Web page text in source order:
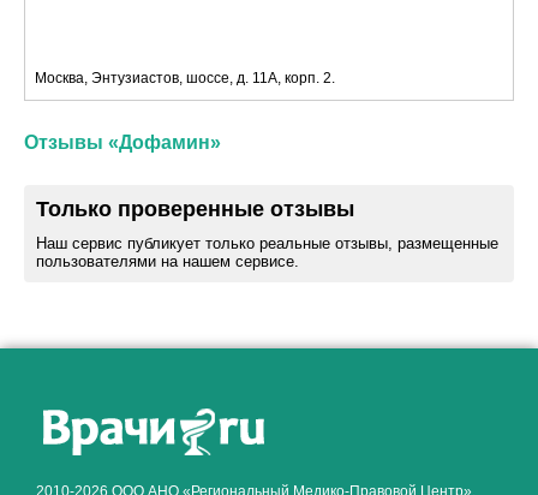
Москва, Энтузиастов, шоссе, д. 11А, корп. 2.
Отзывы «Дофамин»
Только проверенные отзывы
Наш сервис публикует только реальные отзывы, размещенные
пользователями на нашем сервисе.
2010-2026 ООО АНО «Региональный Медико-Правовой Центр»,